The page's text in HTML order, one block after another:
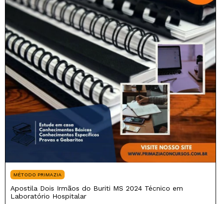
MÉTODO PRIMAZIA
Apostila Dois Irmãos do Buriti MS 2024 Técnico em
Laboratório Hospitalar